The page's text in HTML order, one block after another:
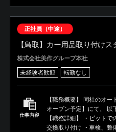
正社員（中途）
【鳥取】カー用品取り付けス
株式会社美作グループ本社
未経験者歓迎 転勤なし
仕事内容
【職務概要】 同社のオ
オープン予定】にて、 以
【職務詳細】 ・ピット
交換取り付け ・車検、整